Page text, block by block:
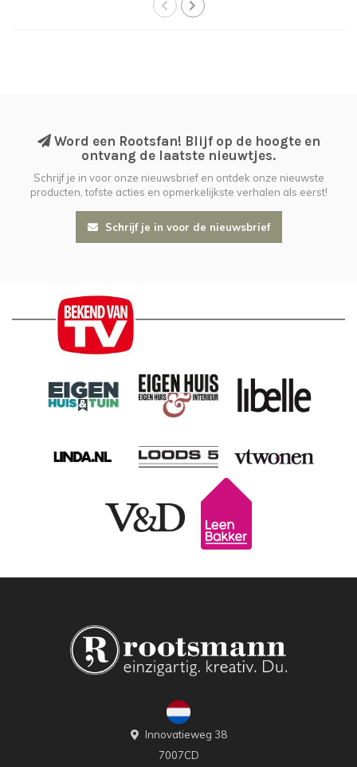
Word een Rootsfan! Blijf op de hoogte en
ontvang de laatste nieuwtjes.
Schrijf je in voor onze nieuwsbrief en ontdek onze nieuwste
producten, tofste acties en opmerkelijkste verhalen als eerst!
Schrijf je in voor de nieuwsbrief
Innovatieweg 38
7007CD